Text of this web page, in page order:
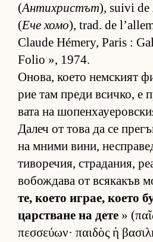
(Антихристът), suivi de
(Ече хомо), trad. de
Claude Hémery, Paris :
Folio », 1974.
Оно­ва, ко­ето нем­с­кият
рие там преди всич­ко, е
вата на
Да­леч от това да се
на мними ви­ни,
ти­во­ре­чия, стра­да­ния,
во­бож­дава от вся­ка­къв
те, ко­ето иг­рае, ко­ето
цар­с­т­ване на дете »
πεσσεύων· παιδὸς ἡ